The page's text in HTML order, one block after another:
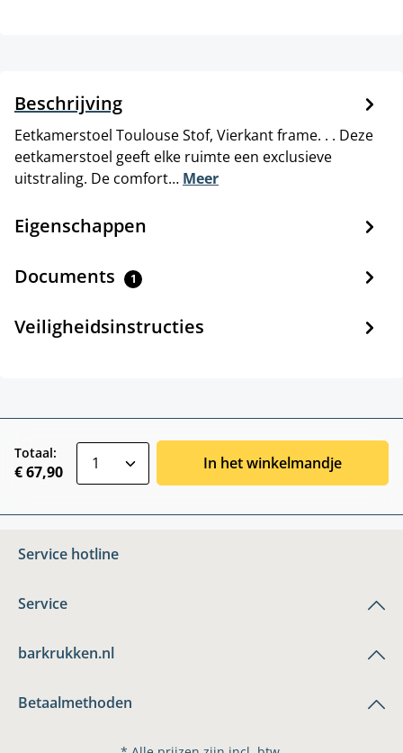
Beschrijving
Eetkamerstoel Toulouse Stof, Vierkant frame. . . Deze
eetkamerstoel geeft elke ruimte een exclusieve
uitstraling. De comfort… Meer
Eigenschappen
Documents 1
Veiligheidsinstructies
Totaal:
€ 67,90 In het winkelmandje
Service hotline
Service
barkrukken.nl
Betaalmethoden